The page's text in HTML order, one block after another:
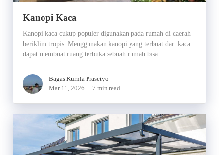
Kanopi Kaca
Kanopi kaca cukup populer digunakan pada rumah di daerah
beriklim tropis. Menggunakan kanopi yang terbuat dari kaca
dapat membuat ruang terbuka sebuah rumah bisa...
Bagas Kurnia Prasetyo
Mar 11, 2026
7 min read